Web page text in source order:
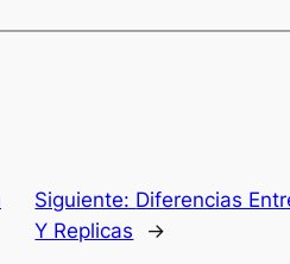
Siguiente: Diferencias
Y Replicas
→